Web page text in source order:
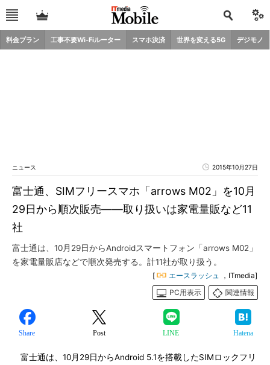
料金プラン 工事不要Wi-Fiルーター スマホ決済 世界を変える5G デジモノ
ニュース 2015年10月27日
富士通、SIMフリースマホ「arrows M02」を10月
29日から順次販売――取り扱いは家電量販など11
社
富士通は、10月29日からAndroidスマートフォン「arrows M02」
を家電量販店などで順次発売する。計11社が取り扱う。
[ エースラッシュ ，ITmedia]
PC用表示
関連情報
Share Post LINE Hatena
富士通は、10月29日からAndroid 5.1を搭載したSIMロックフリ